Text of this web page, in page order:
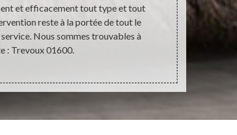
et efficacement tout type et tout
reste à la portée de tout le
Nous sommes trouvables à
: Trevoux 01600.
domaine.
du Tapis qui